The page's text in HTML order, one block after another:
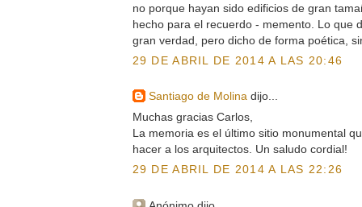
no porque hayan sido edificios de gran
hecho para el recuerdo - memento. Lo que
gran verdad, pero dicho de forma poética,
29 DE ABRIL DE 2014 A LAS 20:46
Santiago de Molinadijo...
Muchas gracias Carlos,
La memoria es el último sitio monumental
hacer a los arquitectos. Un saludo cordial!
29 DE ABRIL DE 2014 A LAS 22:26